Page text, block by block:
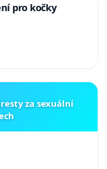
pro kočky
za sexuální